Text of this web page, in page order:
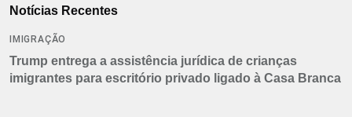
Notícias Recentes
IMIGRAÇÃO
Trump entrega a assistência jurídica de crianças
imigrantes para escritório privado ligado à Casa Branca